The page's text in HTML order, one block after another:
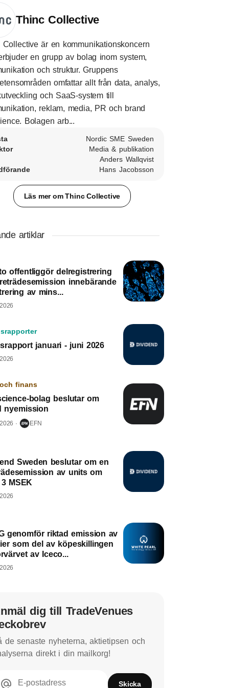
Thinc Collective
Collective är en kommunikationskoncern
en grupp av bolag inom system,
och struktur. Gruppens
omfattar allt från data, analys,
och SaaS-system till
reklam, media, PR och brand
Bolagen arb...
Nordic SME Sweden
Media & publikation
Anders Wallqvist
Hans Jacobsson
Läs mer om Thinc Collective
artiklar
offentliggör delregistrering
innebärande
av mins...
januari - juni 2026
finans
bolag beslutar om
nyemission
EFN
Sweden beslutar om en
av units om
MSEK
genomför riktad emission av
som del av köpeskillingen
av Iceco...
dig till TradeVenues
de senaste nyheterna, aktietipsen och
direkt i din mailkorg!
E-postadress Skicka